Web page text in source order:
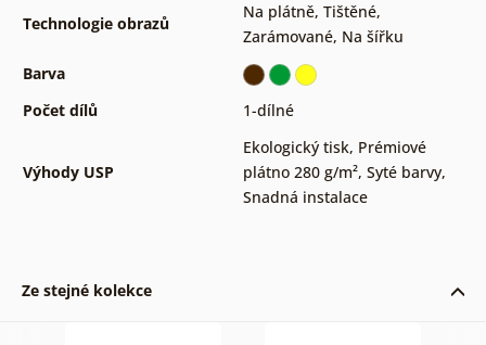
Technologie obrazů
Na plátně, Tištěné,
Zarámované, Na šířku
Barva
Počet dílů
1-dílné
Výhody USP
Ekologický tisk, Prémiové
plátno 280 g/m², Syté barvy,
Snadná instalace
Ze stejné kolekce